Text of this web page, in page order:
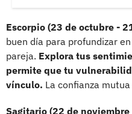
Escorpio (23 de octubre -
buen día para profundizar
pareja. Explora tus
permite que tu
vínculo. La confianza
Sagitario (22 de